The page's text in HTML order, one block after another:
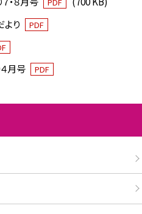
PDF
より
PDF
月号 PDF